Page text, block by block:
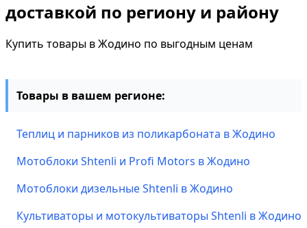
доставкой по региону и району
Купить товары в Жодино по выгодным ценам
Товары в вашем регионе:
Теплиц и парников из поликарбоната в Жодино
Мотоблоки Shtenli и Profi Motors в Жодино
Мотоблоки дизельные Shtenli в Жодино
Культиваторы и мотокультиваторы Shtenli в Жодино